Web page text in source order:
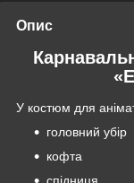
Опис
У костюм для
головний убір
кофта